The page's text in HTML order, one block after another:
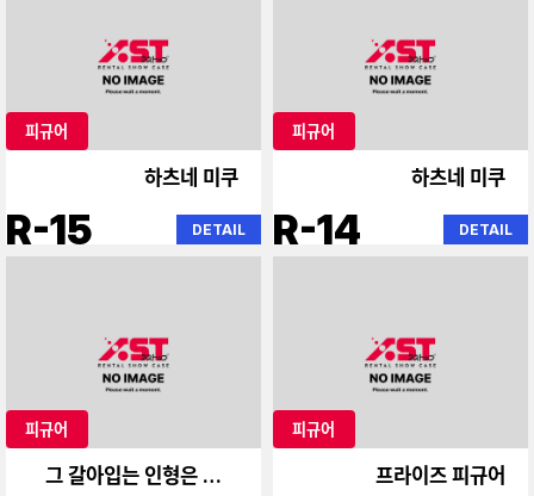
피규어
하츠네 미쿠
R-15 DETAIL
피규어
하츠네 미쿠
R-14 DETAIL
피규어
그 갈아입는 인형은 사랑
피규어
프라이즈 피규어